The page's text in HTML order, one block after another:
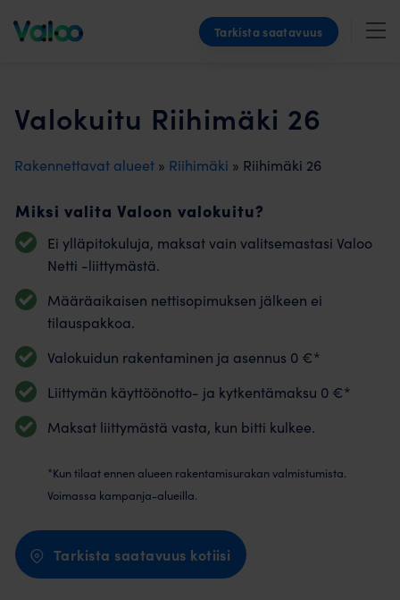
Tarkista saatavuus
Valokuitu Riihimäki 26
Rakennettavat alueet » Riihimäki » Riihimäki 26
Miksi valita Valoon valokuitu?
Ei ylläpitokuluja, maksat vain valitsemastasi Valoo
Netti -liittymästä.
Määräaikaisen nettisopimuksen jälkeen ei
tilauspakkoa.
Valokuidun rakentaminen ja asennus 0 €*
Liittymän käyttöönotto- ja kytkentämaksu 0 €*
Maksat liittymästä vasta, kun bitti kulkee.
*Kun tilaat ennen alueen rakentamisurakan valmistumista.
Voimassa kampanja-alueilla.
Tarkista saatavuus kotiisi